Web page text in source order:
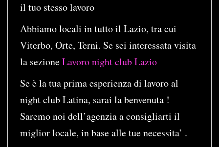
il tuo stesso lavoro
Abbiamo locali in tutto il Lazio, tra cui
Viterbo, Orte, Terni. Se sei interessata visita
la sezioneLavoro night club Lazio
Se è la tua prima esperienza di lavoro al
night club Latina, sarai la benvenuta !
Saremo noi dell’agenzia a consigliarti il
miglior locale, in base alle tue necessita’ .